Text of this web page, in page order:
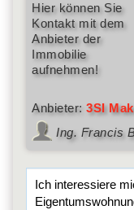
Hier können Sie
Kontakt mit dem
Anbieter der
Immobilie
aufnehmen!
Anbieter:3SI
Ing. Francis